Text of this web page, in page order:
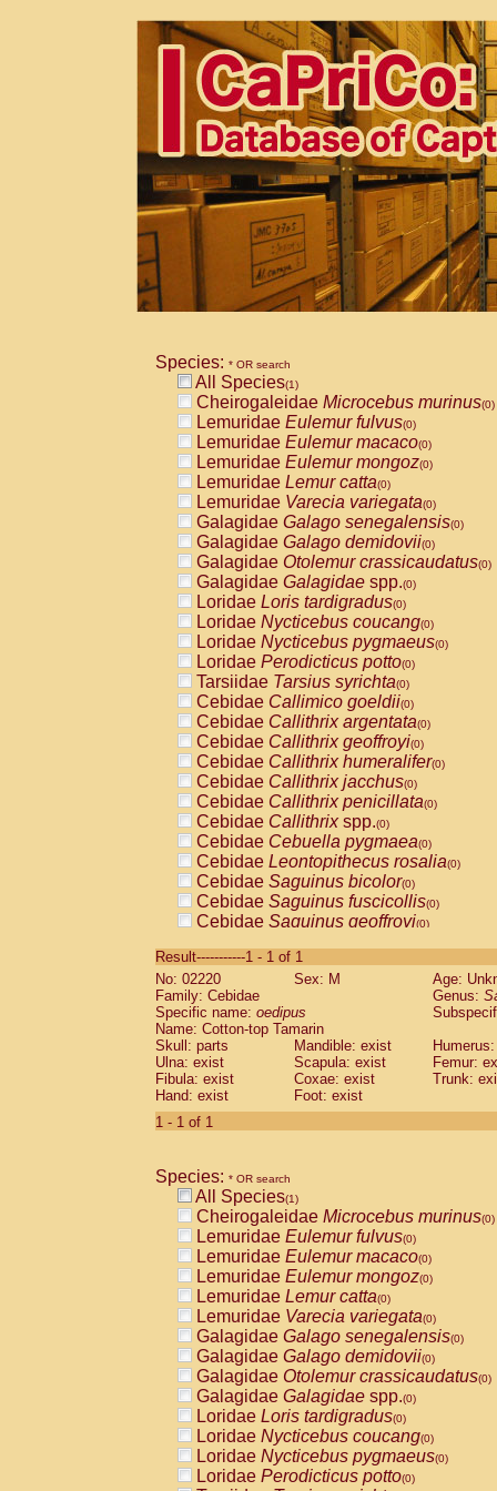
Species: * OR search
All Species(1)
Cheirogaleidae Microcebus murinus(0)
Lemuridae Eulemur fulvus(0)
Lemuridae Eulemur macaco(0)
Lemuridae Eulemur mongoz(0)
Lemuridae Lemur catta(0)
Lemuridae Varecia variegata(0)
Galagidae Galago senegalensis(0)
Galagidae Galago demidovii(0)
Galagidae Otolemur crassicaudatus(0)
Galagidae Galagidae spp.(0)
Loridae Loris tardigradus(0)
Loridae Nycticebus coucang(0)
Loridae Nycticebus pygmaeus(0)
Loridae Perodicticus potto(0)
Tarsiidae Tarsius syrichta(0)
Cebidae Callimico goeldii(0)
Cebidae Callithrix argentata(0)
Cebidae Callithrix geoffroyi(0)
Cebidae Callithrix humeralifer(0)
Cebidae Callithrix jacchus(0)
Cebidae Callithrix penicillata(0)
Cebidae Callithrixspp.(0)
Cebidae Cebuella pygmaea(0)
Cebidae Leontopithecus rosalia(0)
Cebidae Saguinus bicolor(0)
Cebidae Saguinus fuscicollis(0)
Cebidae Saguinus geoffroyi(0)
CebidaeSaguinus labiatus(0)
Cebidae Saguinus leucopus (0)
Cebidae
CebidaeSaguinus mystax
Cebidae Saguinus nigricollis (0)
Cebidae Saguinus oedipus
Cebidae Saguinus weddelli
Cebidae Saguinusspp.
Cebidae
CebidaeCebus capucinus
CebidaeCebus nigrivittatus
CebidaeCebus spp.(0)
CebidaeSaimiri boliviensis(0)
CebidaeSaimiri sciureus(0)
AtelidaeAlouatta caraya(0)
AtelidaeAlouatta fusca(0)
AtelidaeAlouatta seniculus(0)
AtelidaeAlouattaspp.(0)
AtelidaeAteles belzebuth(0)
AtelidaeAteles geoffroyi(0)
AtelidaeAteles paniscus(0)
AtelidaeAtelesspp.(0)
AtelidaeLagothrix lagothricha(0)
AtelidaeLagothrix lagothricha cana
PitheciidaeCacajao calvus
Result-----------1 - 1 of 1
No: 02220
Sex: M
Age:
Family: Cebidae
Genus:
Specific name: oedipus
Name: Cotton-top Tamarin
Skull: parts
Mandible: exist
Ulna: exist
Scapula: exist
Femur:
Fibula: exist
Coxae: exist
Trunk:
Hand: exist
Foot: exist
1 - 1 of 1
Species: * OR search
All Species(1)
Cheirogaleidae Microcebus murinus(0)
Lemuridae Eulemur fulvus(0)
Lemuridae Eulemur macaco(0)
Lemuridae Eulemur mongoz(0)
Lemuridae Lemur catta(0)
Lemuridae Varecia variegata(0)
Galagidae Galago senegalensis(0)
Galagidae Galago demidovii(0)
Galagidae Otolemur crassicaudatus(0)
Galagidae Galagidae spp.(0)
Loridae Loris tardigradus(0)
Loridae Nycticebus coucang(0)
Loridae Nycticebus pygmaeus(0)
Loridae Perodicticus potto(0)